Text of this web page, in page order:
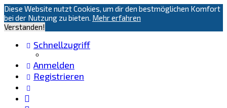
Diese Website nutzt Cookies, um dir den bestmöglichen Komfort
bei der Nutzung zu bieten. Mehr erfahren
Verstanden!
Schnellzugriff
Anmelden
Registrieren